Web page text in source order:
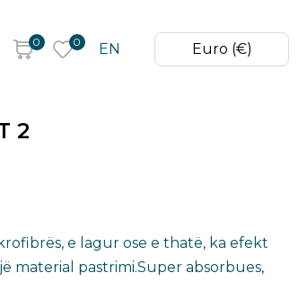
0 0 EN Euro (€)
2
e lagur ose e thatë, ka efekt
material pastrimi.Super absorbues,